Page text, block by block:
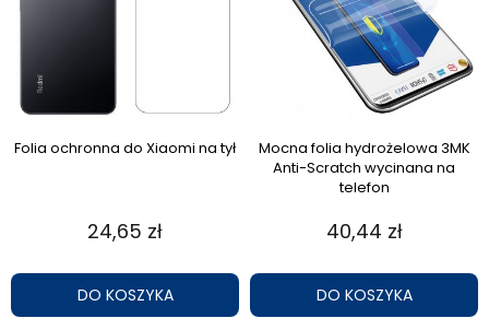
Folia ochronna do Xiaomi na tył
24,65 zł
DO KOSZYKA
Mocna folia hydrożelowa 3MK
Anti-Scratch wycinana na
telefon
40,44 zł
DO KOSZYKA